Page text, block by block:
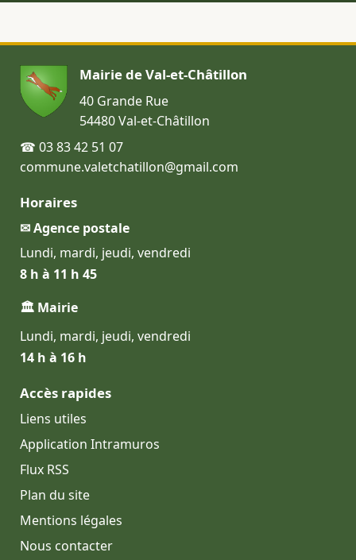
Mairie de Val-et-Châtillon
40 Grande Rue
54480 Val-et-Châtillon
☎ 03 83 42 51 07
commune.valetchatillon@gmail.com
Horaires
✉ Agence postale
Lundi, mardi, jeudi, vendredi
8 h à 11 h 45
🏛 Mairie
Lundi, mardi, jeudi, vendredi
14 h à 16 h
Accès rapides
Liens utiles
Application Intramuros
Flux RSS
Plan du site
Mentions légales
Nous contacter